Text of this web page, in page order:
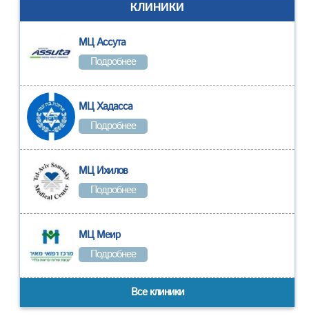
КЛИНИКИ
МЦ Ассута
Подробнее
МЦ Хадасса
Подробнее
МЦ Ихилов
Подробнее
МЦ Меир
Подробнее
Все клиники